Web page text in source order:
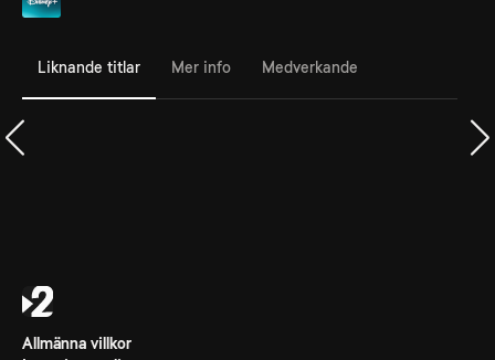
Liknande titlar Mer info Medverkande
Allmänna villkor